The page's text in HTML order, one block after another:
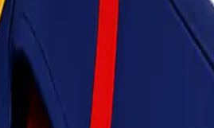
memberikan pelayanan terbaik untuk